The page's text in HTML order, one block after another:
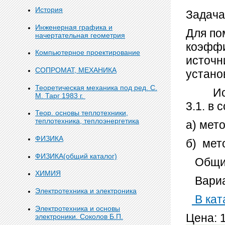
История
Инженерная графика и
начертательная геометрия
Компьютерное проектирование
СОПРОМАТ, МЕХАНИКА
Теоретическая механика под ред. С.
М. Тарг 1983 г.
Теор. основы теплотехники,
теплотехника, теплоэнергетика
ФИЗИКА
ФИЗИКА(общий каталог)
ХИМИЯ
Электротехника и электроника
Электротехника и основы
электроники. Соколов Б.П.
Для
3.1. в
а)
б)
В
Цена: